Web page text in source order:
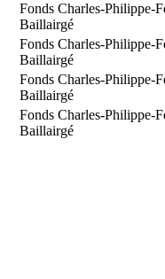
Fonds Charles-Philippe-
Baillairgé
Fonds Charles-Philippe-
Baillairgé
Fonds Charles-Philippe-
Baillairgé
Fonds Charles-Philippe-
Baillairgé